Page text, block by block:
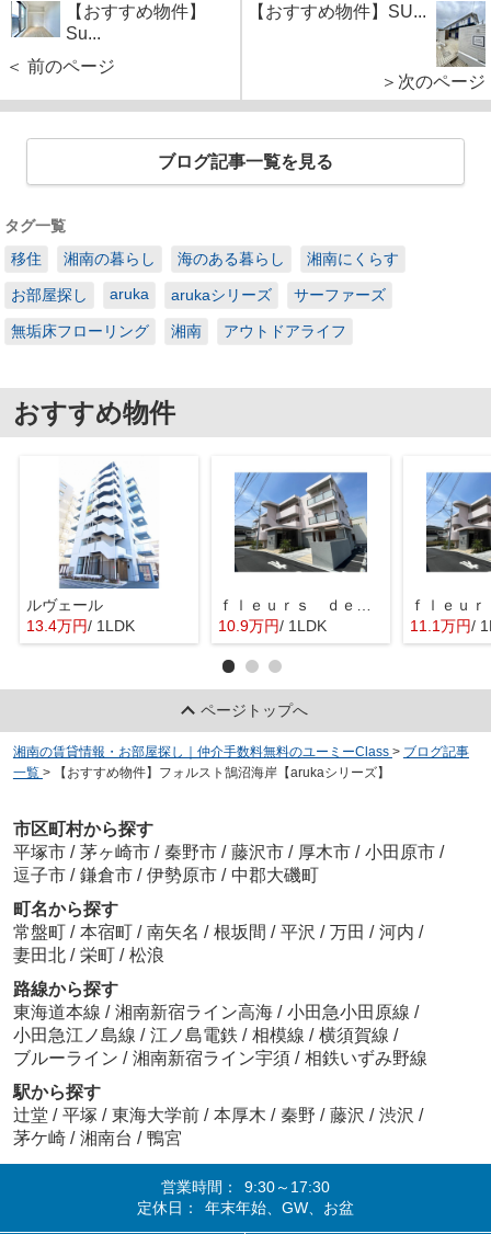
【おすすめ物件】
Su...
＜ 前のページ
【おすすめ物件】SU...
＞次のページ
ブログ記事一覧を見る
タグ一覧
移住
湘南の暮らし 海のある暮らし 湘南にくらす
お部屋探し aruka arukaシリーズ サーファーズ
無垢床フローリング 湘南 アウトドアライフ
おすすめ物件
ルヴェール
13.4万円/ 1LDK
10.9万円/ 1LDK 11.1万円/
ページトップへ
湘南の賃貸情報・お部屋探し｜仲介手数料無料のユーミーClass > ブログ記事
一覧 > 【おすすめ物件】フォルスト鵠沼海岸【arukaシリーズ】
市区町村から探す
平塚市 / 茅ヶ崎市 / 秦野市 / 藤沢市 / 厚木市 / 小田原市 /
逗子市 / 鎌倉市 / 伊勢原市 / 中郡大磯町
町名から探す
常盤町 / 本宿町 / 南矢名 / 根坂間 / 平沢 / 万田 / 河内 /
妻田北 / 栄町 / 松浪
路線から探す
東海道本線 / 湘南新宿ライン高海 / 小田急小田原線 /
小田急江ノ島線 / 江ノ島電鉄 / 相模線 / 横須賀線 /
ブルーライン / 湘南新宿ライン宇須 / 相鉄いずみ野線
駅から探す
辻堂 / 平塚 / 東海大学前 / 本厚木 / 秦野 / 藤沢 / 渋沢 /
茅ケ崎 / 湘南台 / 鴨宮
営業時間：
9:30～17:30
定休日：
年末年始、GW、お盆